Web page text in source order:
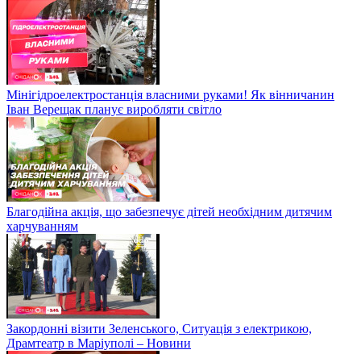
Мінігідроелектростанція власними руками! Як вінничанин
Іван Верещак планує виробляти світло
Благодійна акція, що забезпечує дітей необхідним дитячим
харчуванням
Закордонні візити Зеленського, Ситуація з електрикою,
Драмтеатр в Маріуполі – Новини